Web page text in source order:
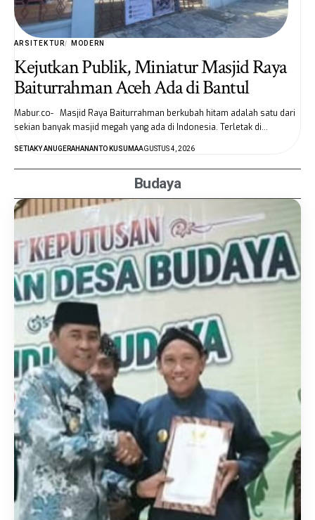
ARSITEKTUR MODERN
Kejutkan Publik, Miniatur Masjid Raya
Baiturrahman Aceh Ada di Bantul
Mabur.co- Masjid Raya Baiturrahman berkubah hitam adalah satu dari
sekian banyak masjid megah yang ada di Indonesia. Terletak di…
SETIAKY ANUGERAHANANTO KUSUMAAGUSTUS 4, 2026
Budaya